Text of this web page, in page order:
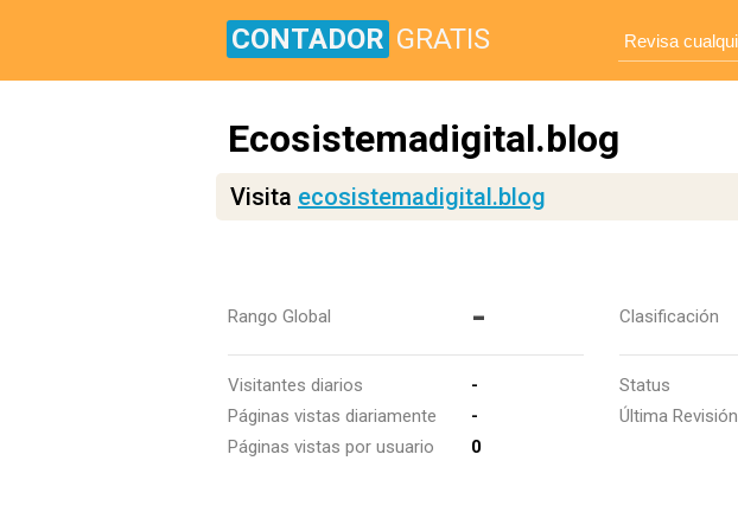
CONTADOR GRATIS
Ecosistemadigital.blog
Visita ecosistemadigital.blog
Rango Global -
Visitantes diarios
-
Páginas vistas diariamente
-
Páginas vistas por usuario
0
Clasificación
Status
Última Revisión